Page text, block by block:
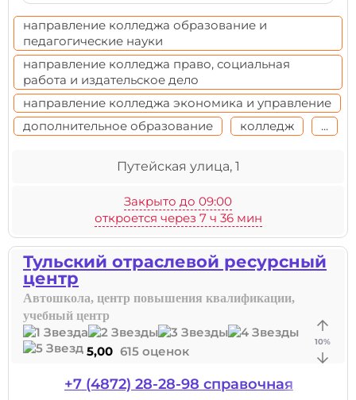
10%
направление колледжа образование и
педагогические науки
направление колледжа право, социальная
работа и издательское дело
направление колледжа экономика и управление
дополнительное образование
колледж ...
Путейская улица, 1
Закрыто до 09:00
откроется через 7 ч 36 мин
Тульский отраслевой ресурсный
центр
Автошкола, центр повышения квалификации,
учебный центр
5,00 615 оценок
+7 (4872) 28-28-98 справочная